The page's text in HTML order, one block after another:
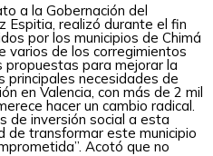
a la Gobernación del
Espitia, realizó durante el fin
por los municipios de Chimá
varios de los corregimientos
propuestas para mejorar la
principales necesidades de
en Valencia, con más de 2 mil
hacer un cambio radical.
de inversión social a esta
de transformar este municipio
Acotó que no